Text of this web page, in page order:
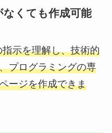
くても作成可能
示を理解し、技術的
プログラミングの専
ージを作成できま